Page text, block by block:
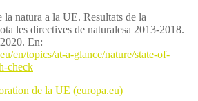
natura a la UE. Resultats de la
les directives de naturalesa 2013-2018.
En:
en/topics/at-a-glance/nature/state-of-
check
de la UE (europa.eu)